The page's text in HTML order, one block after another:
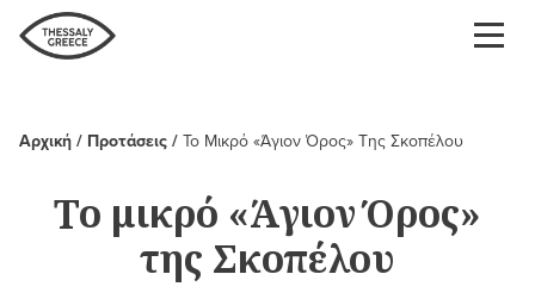
Παράκαμψη
προς
περιεχόμενο
Breadcrumb
Αρχική Προτάσεις Το Μικρό «Άγιον Όρος» Της Σκοπέλου
Το μικρό «Άγιον Όρος»
της Σκοπέλου